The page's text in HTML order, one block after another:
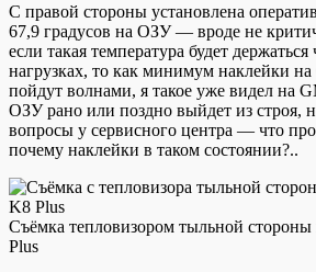
С правой стороны установлена
67,9 градусов на ОЗУ — вроде не
если такая температура будет
нагрузках, то как минимум наклейки
пойдут волнами, я такое уже видел на
ОЗУ рано или поздно выйдет из строя,
вопросы у сервисного центра — что
почему наклейки в таком состоянии?..
Съёмка тепловизором тыльной
Plus